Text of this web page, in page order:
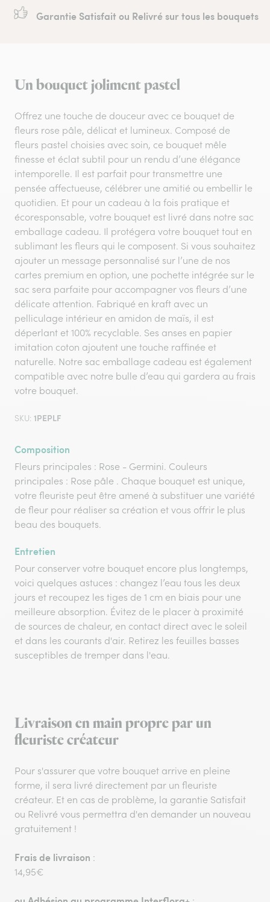
Garantie Satisfait ou Relivré sur tous les bouquets
Un bouquet joliment pastel
Offrez une touche de douceur avec ce bouquet de
fleurs rose pâle, délicat et lumineux. Composé de
fleurs pastel choisies avec soin, ce bouquet mêle
finesse et éclat subtil pour un rendu d’une élégance
intemporelle. Il est parfait pour transmettre une
pensée affectueuse, célébrer une amitié ou embellir le
quotidien. Et pour un cadeau à la fois pratique et
écoresponsable, votre bouquet est livré dans notre sac
emballage cadeau. Il protégera votre bouquet tout en
sublimant les fleurs qui le composent. Si vous souhaitez
ajouter un message personnalisé sur l’une de nos
cartes premium en option, une pochette intégrée sur le
sac sera parfaite pour accompagner vos fleurs d’une
délicate attention. Fabriqué en kraft avec un
pelliculage intérieur en amidon de maïs, il est
déperlant et 100% recyclable. Ses anses en papier
imitation coton ajoutent une touche raffinée et
naturelle. Notre sac emballage cadeau est également
compatible avec notre bulle d’eau qui gardera au frais
votre bouquet.
SKU: 1PEPLF
Composition
Fleurs principales : Rose - Germini. Couleurs
principales : Rose pâle . Chaque bouquet est unique,
votre fleuriste peut être amené à substituer une variété
de fleur pour réaliser sa création et vous offrir le plus
beau des bouquets.
Entretien
Pour conserver votre bouquet encore plus longtemps,
voici quelques astuces : changez l’eau tous les deux
jours et recoupez les tiges de 1 cm en biais pour une
meilleure absorption. Évitez de le placer à proximité
de sources de chaleur, en contact direct avec le soleil
et dans les courants d'air. Retirez les feuilles basses
susceptibles de tremper dans l'eau.
Livraison en main propre par un
fleuriste créateur
Pour s'assurer que votre bouquet arrive en pleine
forme, il sera livré directement par un fleuriste
créateur. Et en cas de problème, la garantie Satisfait
ou Relivré vous permettra d'en demander un nouveau
gratuitement !
Frais de livraison :
14,95€